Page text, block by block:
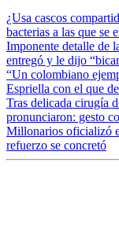
¿Usa cascos
bacterias a las que se
Imponente detalle de
entregó y le dijo
“Un colombiano
Espriella con el que
Tras delicada cirugía
pronunciaron: gesto
Millonarios oficializó
refuerzo se concretó